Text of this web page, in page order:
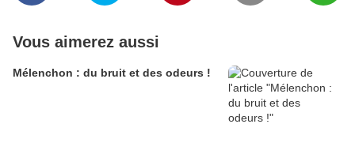
Vous aimerez aussi
Mélenchon : du bruit et des odeurs !